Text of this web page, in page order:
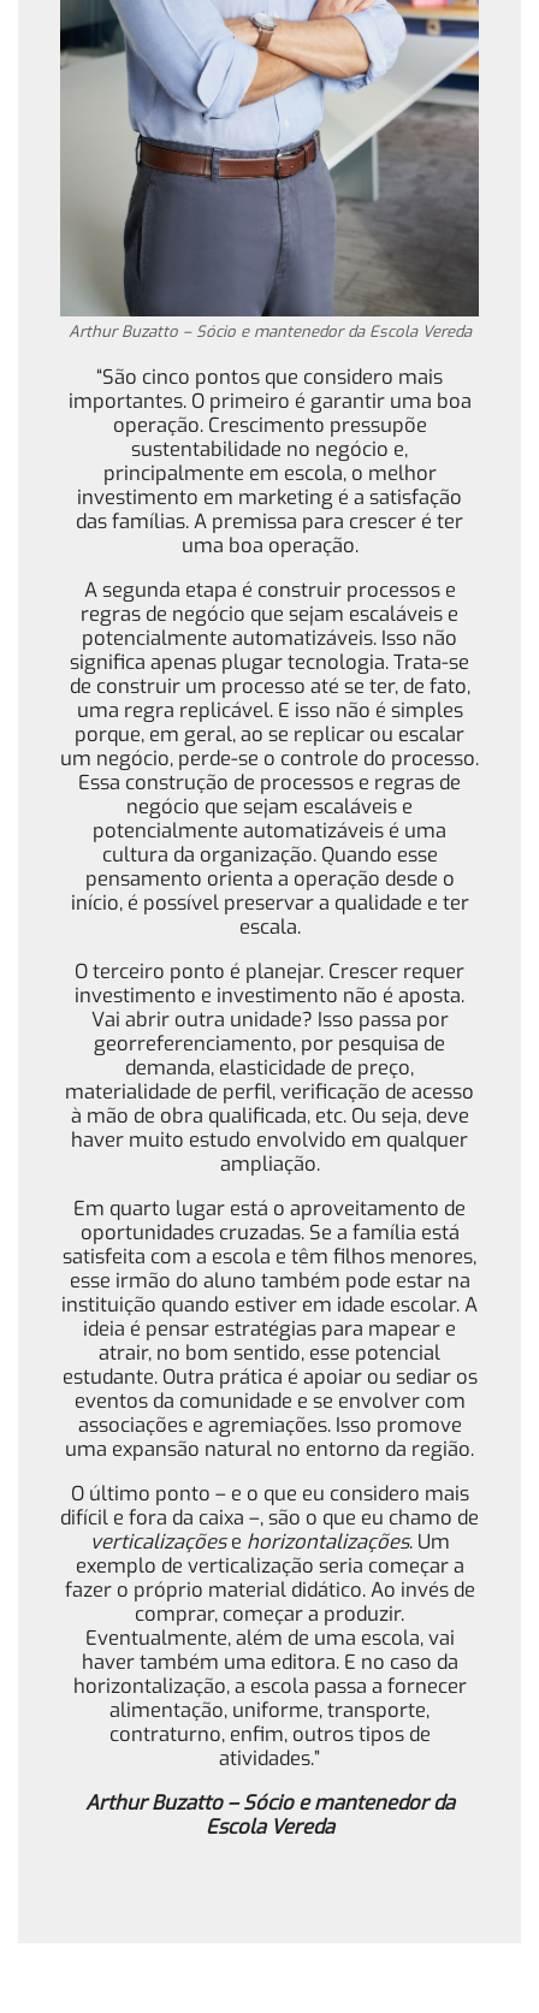
Arthur Buzatto – Sócio e mantenedor da Escola Vereda
“São cinco pontos que considero mais
importantes. O primeiro é garantir uma boa
operação. Crescimento pressupõe
sustentabilidade no negócio e,
principalmente em escola, o melhor
investimento em marketing é a satisfação
das famílias. A premissa para crescer é ter
uma boa operação.
A segunda etapa é construir processos e
regras de negócio que sejam escaláveis e
potencialmente automatizáveis. Isso não
significa apenas plugar tecnologia. Trata-se
de construir um processo até se ter, de fato,
uma regra replicável. E isso não é simples
porque, em geral, ao se replicar ou escalar
um negócio, perde-se o controle do processo.
Essa construção de processos e regras de
negócio que sejam escaláveis e
potencialmente automatizáveis é uma
cultura da organização. Quando esse
pensamento orienta a operação desde o
início, é possível preservar a qualidade e ter
escala.
O terceiro ponto é planejar. Crescer requer
investimento e investimento não é aposta.
Vai abrir outra unidade? Isso passa por
georreferenciamento, por pesquisa de
demanda, elasticidade de preço,
materialidade de perfil, verificação de acesso
à mão de obra qualificada, etc. Ou seja, deve
haver muito estudo envolvido em qualquer
ampliação.
Em quarto lugar está o aproveitamento de
oportunidades cruzadas. Se a família está
satisfeita com a escola e têm filhos menores,
esse irmão do aluno também pode estar na
instituição quando estiver em idade escolar. A
ideia é pensar estratégias para mapear e
atrair, no bom sentido, esse potencial
estudante. Outra prática é apoiar ou sediar os
eventos da comunidade e se envolver com
associações e agremiações. Isso promove
uma expansão natural no entorno da região.
O último ponto – e o que eu considero mais
difícil e fora da caixa –, são o que eu chamo de
verticalizaçõese horizontalizações. Um
exemplo de verticalização seria começar a
fazer o próprio material didático. Ao invés de
comprar, começar a produzir.
Eventualmente, além de uma escola, vai
haver também uma editora. E no caso da
horizontalização, a escola passa a fornecer
alimentação, uniforme, transporte,
contraturno, enfim, outros tipos de
atividades.”
Arthur Buzatto – Sócio e mantenedor da
Escola Vereda